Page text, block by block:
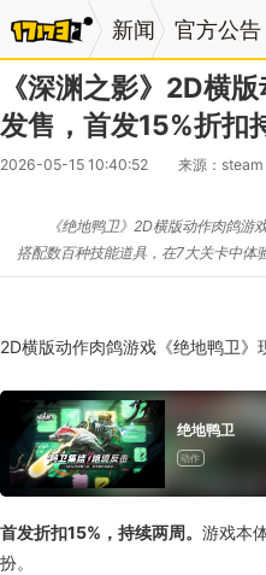
新闻 官方公告
《深渊之影》2D横
发售，首发15%折扣
2026-05-15 10:40:52 来源：steam
《绝地鸭卫》2D横版动作肉鸽游
搭配数百种技能道具，在7大关卡中体
2D横版动作肉鸽游戏《绝地鸭卫》
绝地鸭卫
动作
首发折扣15%，持续两周。 游戏本
扮。